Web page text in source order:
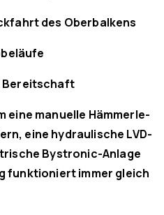
des Oberbalkens
Bereitschaft
eine manuelle Hämmerle-
eine hydraulische LVD-
Bystronic-Anlage
funktioniert immer gleich